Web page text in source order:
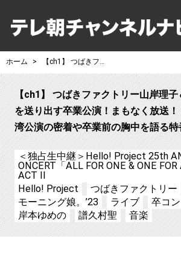
ホーム 【ch1】 つばきファクトリー山岸理子＆岸本ゆめの２人を送り出す卒業公演！まもなく放送！ さらに香港＆台湾公演の密着や卒業前の胸中を語る特番も！
【ch1】 つばきファクトリー山岸理
を送り出す卒業公演！まもなく放送
湾公演の密着や卒業前の胸中を語る特
＜独占生中継＞Hello! Project 25th
ONCERT「ALL FOR ONE & ONE
ACT II
Hello! Project
つばきファクトリー
モーニング娘。’23
ライブ 卒コン
岸本ゆめの
譜久村聖 音楽